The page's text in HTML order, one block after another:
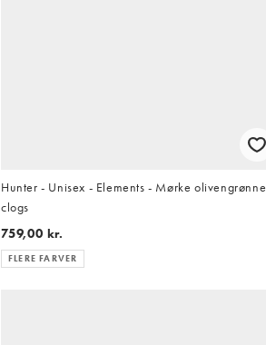
Hunter - Unisex - Elements - Mørke olivengrønne
clogs
759,00 kr.
FLERE FARVER